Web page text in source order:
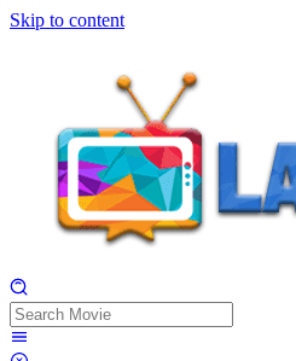
Skip to content